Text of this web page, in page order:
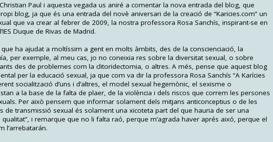
Paul i aquesta vegada us aniré a comentar la nova entrada del blog, que
blog, ja que és una entrada del novè aniversari de la creació de “Karicies.com” un
que va crear al febrer de 2009, la nostra professora Rosa Sanchís, inspirant-se en
Duque de Rivas de Madrid.
ha ajudat a moltíssim a gent en molts àmbits, des de la conscienciació, la
per exemple, al meu cas, jo no coneixia res sobre la diversitat sexual, o sobre
des de problemes com la clitoridectomia, o altres. A més, pense que aquest blog
per la educació sexual, ja que com va dir la professora Rosa Sanchís “A Karícies
socialització d’uns i d’altres, el model sexual hegemònic, el sexisme o
a la base de la falta de plaer, de la violència i dels riscos que correm les persones
Per això pensem que informar solament dels mitjans anticonceptius o de les
de transmissió sexual és solament una xicoteta part del que hauria de ser una
qualitat”, i remarque que no li falta raó, perque m’agrada haver aprés aixó, perque el
l’arrebatarán.